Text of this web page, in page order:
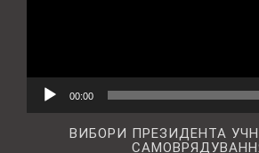
00:00
ВИБОРИ ПРЕЗИДЕНТА